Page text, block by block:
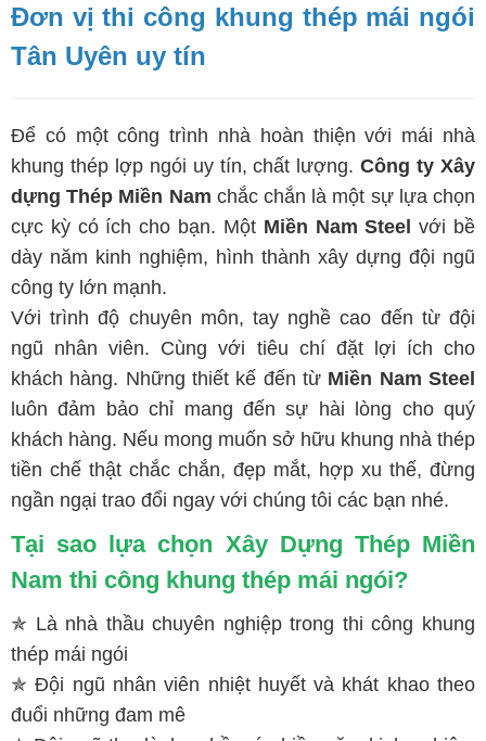
Đơn vị thi công khung thép mái ngói
Tân Uyên uy tín
Để có một công trình nhà hoàn thiện với mái nhà
khung thép lợp ngói uy tín, chất lượng. Công ty Xây
dựng Thép Miền Nam chắc chắn là một sự lựa chọn
cực kỳ có ích cho bạn. Một Miền Nam Steelvới bề
dày năm kinh nghiệm, hình thành xây dựng đội ngũ
công ty lớn mạnh.
Với trình độ chuyên môn, tay nghề cao đến từ đội
ngũ nhân viên. Cùng với tiêu chí đặt lợi ích cho
khách hàng. Những thiết kế đến từ Miền Nam Steel
luôn đảm bảo chỉ mang đến sự hài lòng cho quý
khách hàng. Nếu mong muốn sở hữu khung nhà thép
tiền chế thật chắc chắn, đẹp mắt, hợp xu thế, đừng
ngần ngại trao đổi ngay với chúng tôi các bạn nhé.
Tại sao lựa chọn Xây Dựng Thép Miền
Nam thi công khung thép mái ngói?
✯ Là nhà thầu chuyên nghiệp trong thi công khung
thép mái ngói
✯ Đội ngũ nhân viên nhiệt huyết và khát khao theo
đuổi những đam mê